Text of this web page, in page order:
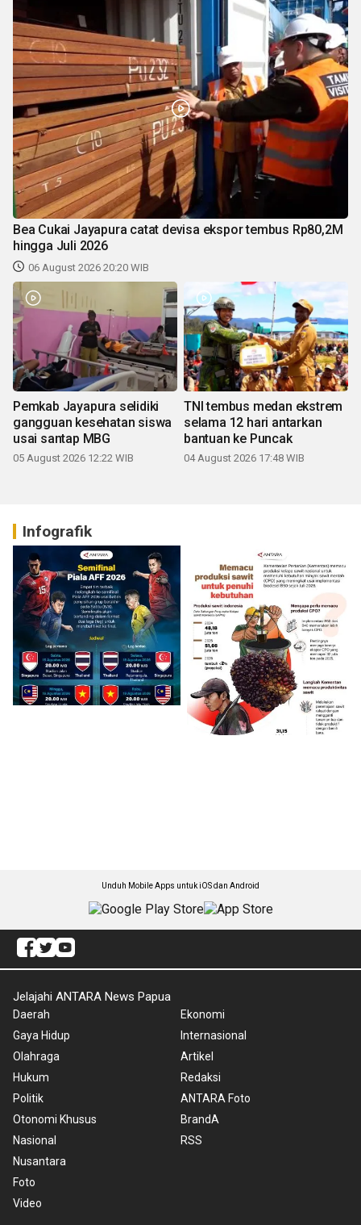
Bea Cukai Jayapura catat devisa ekspor tembus Rp80,2M
hingga Juli 2026
06 August 2026 20:20 WIB
Pemkab Jayapura selidiki
gangguan kesehatan siswa
usai santap MBG
05 August 2026 12:22 WIB
TNI tembus medan ekstrem
selama 12 hari antarkan
bantuan ke Puncak
04 August 2026 17:48 WIB
Infografik
Unduh Mobile Apps untuk iOS dan Android
Jelajahi ANTARA News Papua
Daerah
Gaya Hidup
Olahraga
Hukum
Politik
Otonomi Khusus
Nasional
Nusantara
Foto
Video
Ekonomi
Internasional
Artikel
Redaksi
ANTARA Foto
BrandA
RSS